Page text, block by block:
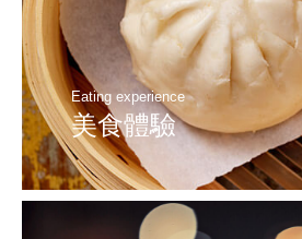
Eating experience
美食體驗